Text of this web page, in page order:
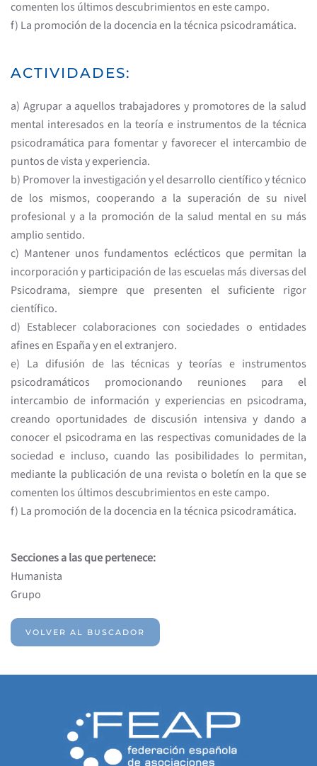
comenten los últimos descubrimientos en este campo.
f) La promoción de la docencia en la técnica psicodramática.
ACTIVIDADES:
a) Agrupar a aquellos trabajadores y promotores de la salud
mental interesados en la teoría e instrumentos de la técnica
psicodramática para fomentar y favorecer el intercambio de
puntos de vista y experiencia.
b) Promover la investigación y el desarrollo científico y técnico
de los mismos, cooperando a la superación de su nivel
profesional y a la promoción de la salud mental en su más
amplio sentido.
c) Mantener unos fundamentos eclécticos que permitan la
incorporación y participación de las escuelas más diversas del
Psicodrama, siempre que presenten el suficiente rigor
científico.
d) Establecer colaboraciones con sociedades o entidades
afines en España y en el extranjero.
e) La difusión de las técnicas y teorías e instrumentos
psicodramáticos promocionando reuniones para el
intercambio de información y experiencias en psicodrama,
creando oportunidades de discusión intensiva y dando a
conocer el psicodrama en las respectivas comunidades de la
sociedad e incluso, cuando las posibilidades lo permitan,
mediante la publicación de una revista o boletín en la que se
comenten los últimos descubrimientos en este campo.
f) La promoción de la docencia en la técnica psicodramática.
Secciones a las que pertenece:
Humanista
Grupo
VOLVER AL BUSCADOR